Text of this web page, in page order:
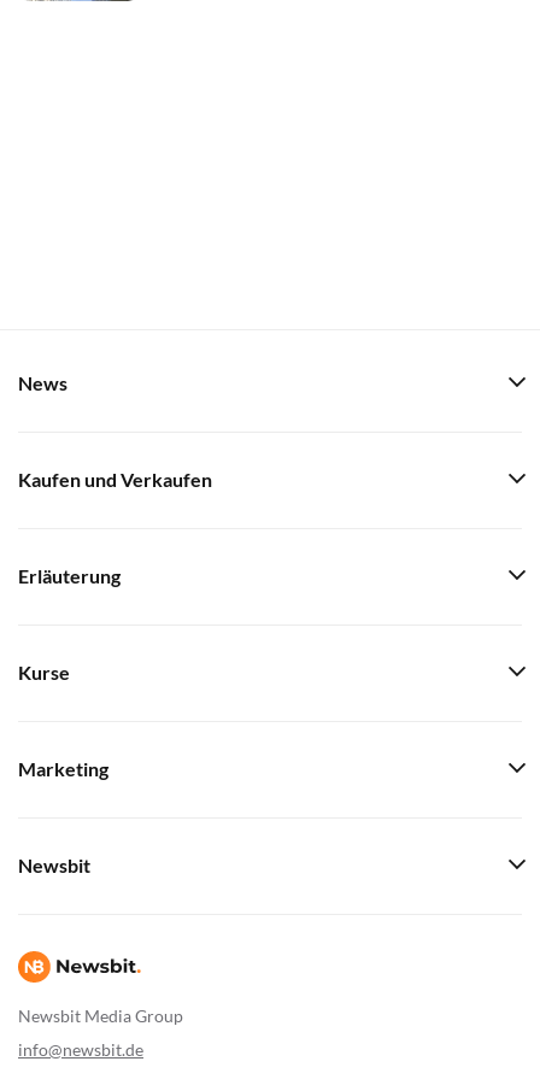
Newsbit Media Group
info@newsbit.de
News
Kaufen und Verkaufen
Erläuterung
Kurse
Marketing
Newsbit